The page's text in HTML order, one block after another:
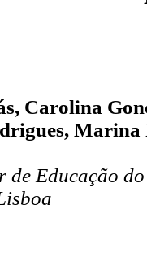
Carolina
Marina
de Educação